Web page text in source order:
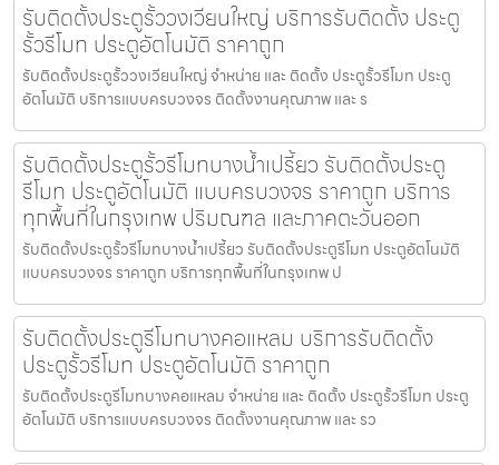
รับติดตั้งประตูรั้ววงเวียนใหญ่ บริการรับติดตั้ง ประตู
รั้วรีโมท ประตูอัตโนมัติ ราคาถูก
รับติดตั้งประตูรั้ววงเวียนใหญ่ จำหน่าย และ ติดตั้ง ประตูรั้วรีโมท ประตู
อัตโนมัติ บริการแบบครบวงจร ติดตั้งงานคุณภาพ และ ร
รับติดตั้งประตูรั้วรีโมทบางน้ำเปรี้ยว รับติดตั้งประตู
รีโมท ประตูอัตโนมัติ แบบครบวงจร ราคาถูก บริการ
ทุกพื้นที่ในกรุงเทพ ปริมณฑล และภาคตะวันออก
รับติดตั้งประตูรั้วรีโมทบางน้ำเปรี้ยว รับติดตั้งประตูรีโมท ประตูอัตโนมัติ
แบบครบวงจร ราคาถูก บริการทุกพื้นที่ในกรุงเทพ ป
รับติดตั้งประตูรีโมทบางคอแหลม บริการรับติดตั้ง
ประตูรั้วรีโมท ประตูอัตโนมัติ ราคาถูก
รับติดตั้งประตูรีโมทบางคอแหลม จำหน่าย และ ติดตั้ง ประตูรั้วรีโมท ประตู
อัตโนมัติ บริการแบบครบวงจร ติดตั้งงานคุณภาพ และ รว